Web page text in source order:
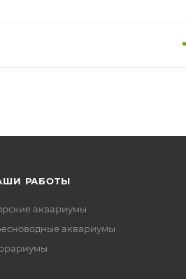
РАБОТЫ
аквариумы
аквариумы